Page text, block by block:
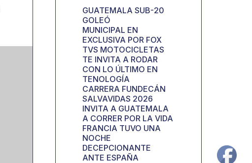
GUATEMALA SUB-20
GOLEÓ
MUNICIPAL EN
EXCLUSIVA POR FOX
TVS MOTOCICLETAS
TE INVITA A RODAR
CON LO ÚLTIMO EN
TENOLOGÍA
CARRERA FUNDECÁN
SALVAVIDAS 2026
INVITA A GUATEMALA
A CORRER POR LA VIDA
FRANCIA TUVO UNA
NOCHE
DECEPCIONANTE
ANTE ESPAÑA